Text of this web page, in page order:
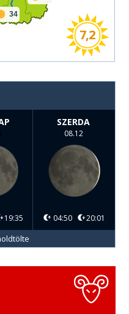
34
7,2
19:35
SZERDA
08.12
04:50 20:01